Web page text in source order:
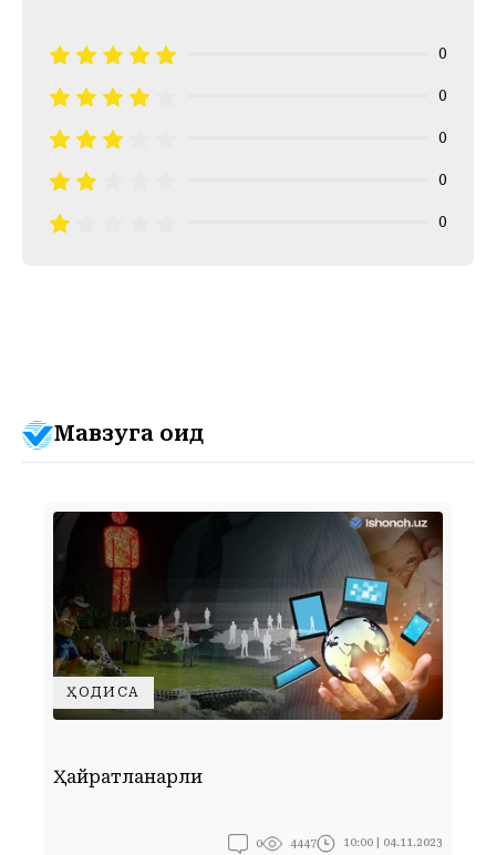
0
0
0
0
0
Мавзуга оид
ҲОДИСА
Ҳайратланарли
0 4447 10:00 | 04.11.2023